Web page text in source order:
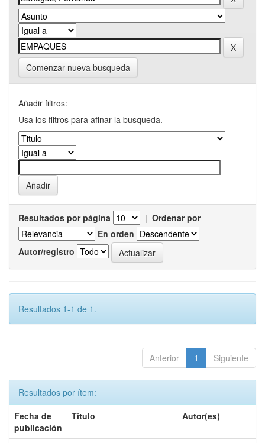
Comenzar nueva busqueda
Añadir filtros:
Usa los filtros para afinar la busqueda.
Resultados por página | Ordenar por
En orden
Autor/registro
Resultados 1-1 de 1.
Anterior 1 Siguiente
Resultados por ítem:
Fecha de
publicación
Título Autor(es)